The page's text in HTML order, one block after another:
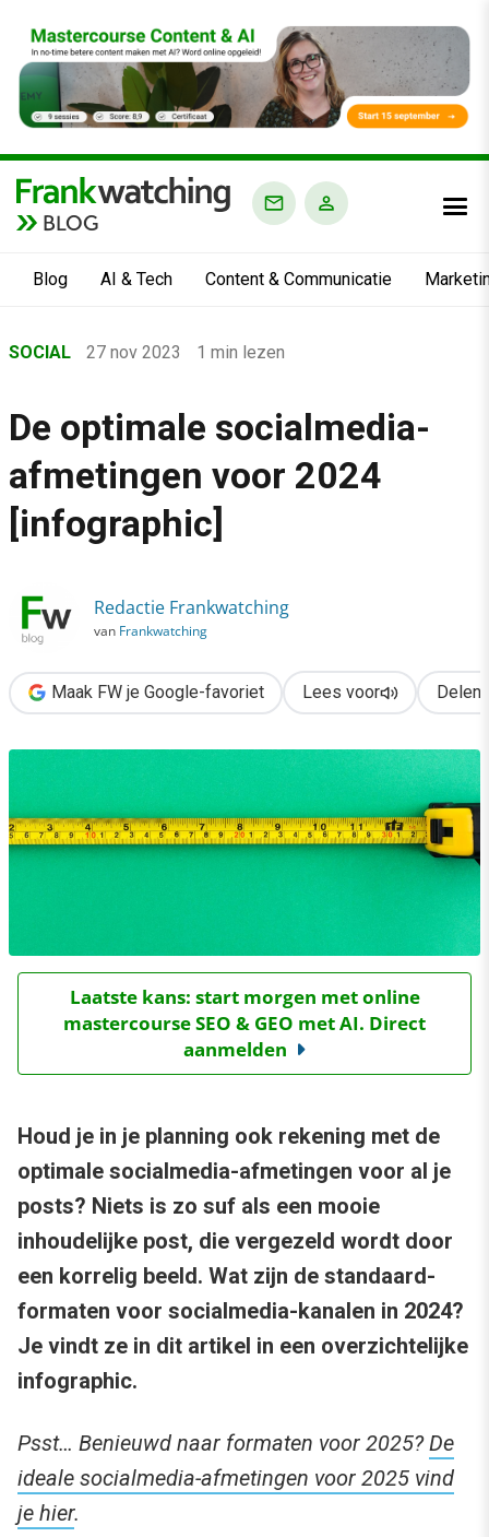
BLOG
Blog AI & Tech Content & Communicatie
›
›
Social
›
De optimale socialmedia-afmetingen voor 2024 [infographic]
SOCIAL 27 nov 2023 1 min lezen
De optimale socialmedia-
afmetingen voor 2024
[infographic]
Redactie Frankwatching
van Frankwatching
Maak FW je Google-favoriet Lees voor Delen
Laatste kans: start morgen met online
mastercourse SEO & GEO met AI. Direct
aanmelden
Houd je in je planning ook rekening met de
optimale socialmedia-afmetingen voor al je
posts? Niets is zo suf als een mooie
inhoudelijke post, die vergezeld wordt door
een korrelig beeld. Wat zijn de standaard-
formaten voor socialmedia-kanalen in 2024?
Je vindt ze in dit artikel in een overzichtelijke
infographic.
Psst… Benieuwd naar formaten voor 2025?De
ideale socialmedia-afmetingen voor 2025 vind
je hier.